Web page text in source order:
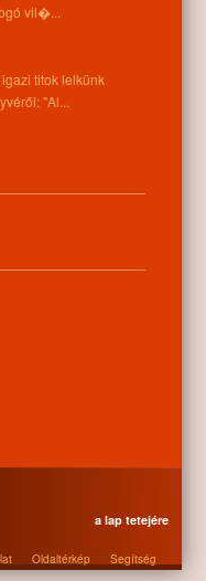
vil�...
titok lelkünk
"Al...
a lap tetejére
Oldaltérkép Segítség